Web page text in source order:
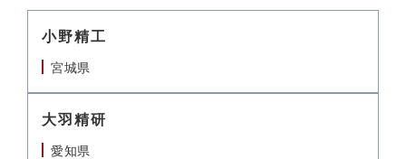
小野精工
宮城県
大羽精研
愛知県